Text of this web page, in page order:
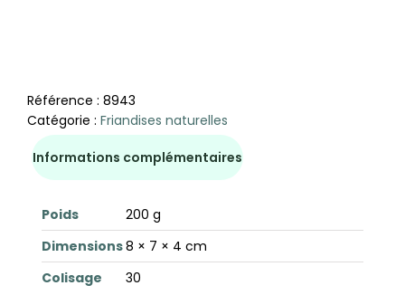
Référence : 8943
Catégorie : Friandises naturelles
Informations complémentaires
Poids
200 g
Dimensions8 × 7 × 4 cm
Colisage
30